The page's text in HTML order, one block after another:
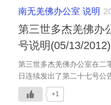
南无羌佛办公室 说明
第三世多杰羌佛办
号说明(05/13/2012)
第三世多杰羌佛办公室在二
日连续发出了第二十七号公
+1